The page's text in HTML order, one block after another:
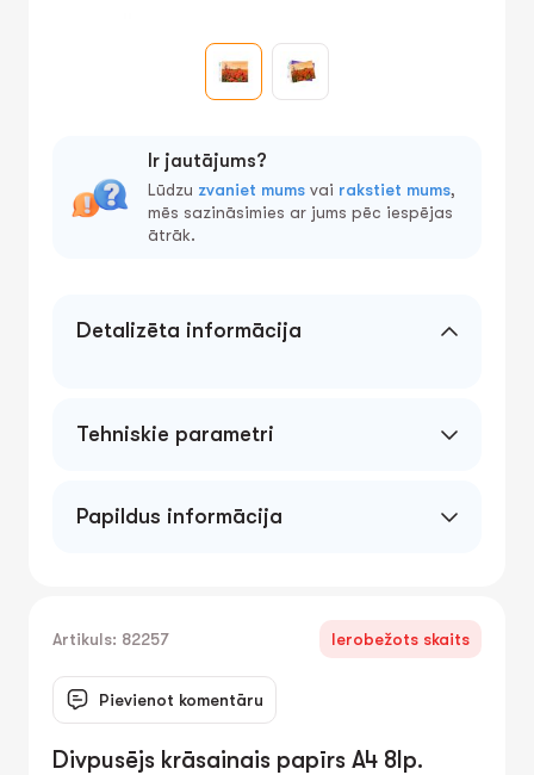
Ir jautājums?
Lūdzu zvaniet mums vai rakstiet mums,
mēs sazināsimies ar jums pēc iespējas
ātrāk.
Detalizēta informācija
Tehniskie parametri
Papildus informācija
Artikuls: 82257 Ierobežots skaits
Pievienot komentāru
Divpusējs krāsainais papīrs A4 8lp.